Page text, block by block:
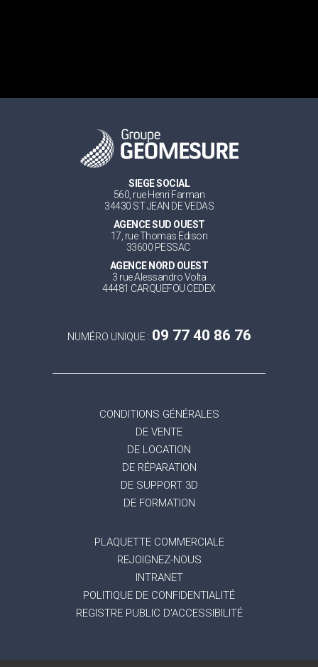
SIEGE SOCIAL
560, rue Henri Farman
34430 ST JEAN DE VEDAS
AGENCE SUD OUEST
17, rue Thomas Edison
33600 PESSAC
AGENCE NORD OUEST
3 rue Alessandro Volta
44481 CARQUEFOU CEDEX
NUMÉRO UNIQUE : 09 77 40 86 76
CONDITIONS GÉNÉRALES
DE VENTE
DE LOCATION
DE RÉPARATION
DE SUPPORT 3D
DE FORMATION
PLAQUETTE COMMERCIALE
REJOIGNEZ-NOUS
INTRANET
POLITIQUE DE CONFIDENTIALITÉ
REGISTRE PUBLIC D'ACCESSIBILITÉ